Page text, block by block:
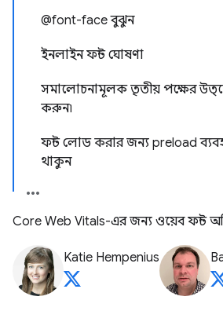
@font-face বুঝুন
ইনলাইন ফন্ট ঘোষণা
সমালোচনামূলক তৃতীয় পক্ষের
করুন৷
ফন্ট লোড করার জন্য preload
থাকুন
Core Web Vitals-এর জন্য ওয়েব ফন্ট
Katie Hempenius